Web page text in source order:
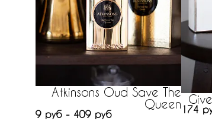
Atkinsons Oud Save The
Queen
9 руб - 409 руб 174